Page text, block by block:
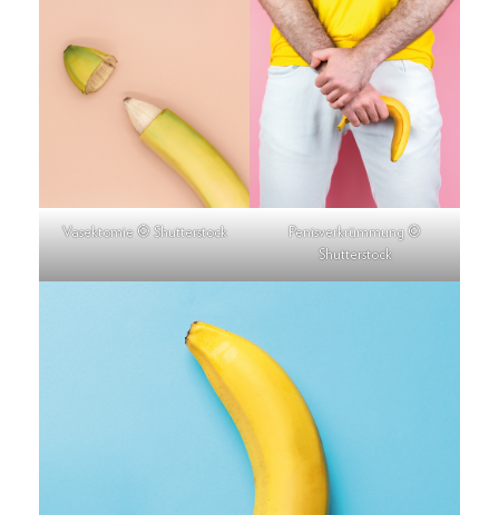
Vasektomie © Shutterstock
Penisverkrümmung ©
Shutterstock